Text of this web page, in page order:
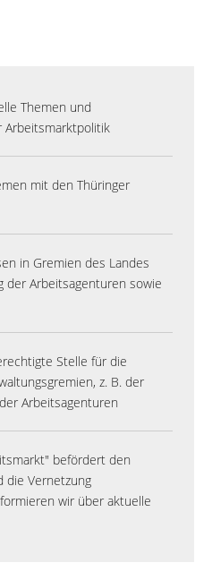
Themen und
Arbeitsmarktpolitik
mit den Thüringer
in Gremien des Landes
der Arbeitsagenturen sowie
Stelle für die
z. B. der
Arbeitsagenturen
befördert den
die Vernetzung
wir über aktuelle